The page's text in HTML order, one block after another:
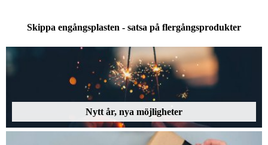
Skippa engångsplasten - satsa på flergångsprodukter
Nytt år, nya möjligheter